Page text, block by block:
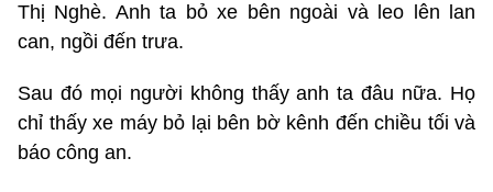
Thị Nghè. Anh ta bỏ xe bên ngoài và leo lên lan
can, ngồi đến trưa.
Sau đó mọi người không thấy anh ta đâu nữa. Họ
chỉ thấy xe máy bỏ lại bên bờ kênh đến chiều tối và
báo công an.